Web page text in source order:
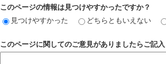
このページの情報は見つけやすかったですか？
見つけやすかった
どちらともいえない
このページに関してのご意見がありましたらご記入